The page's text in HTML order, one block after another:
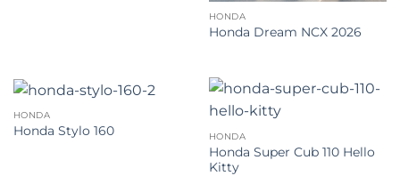
HONDA
Honda Dream NCX 2026
HONDA
Honda Stylo 160 HONDA
Honda Super Cub 110 Hello
Kitty